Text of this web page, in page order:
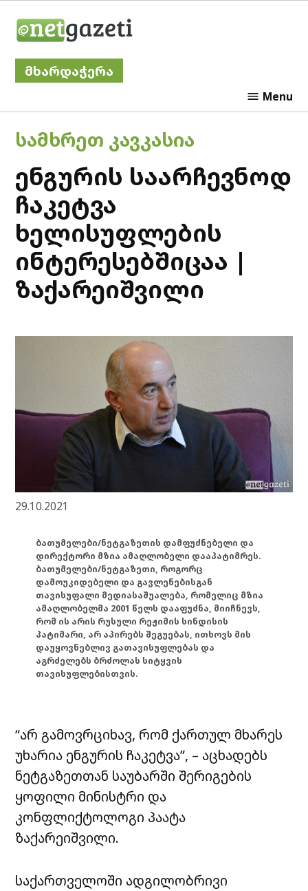
მხარდაჭერა
Menu
POSTED
IN
ᲡᲐᲛᲮᲠᲔᲗ ᲙᲐᲕᲙᲐᲡᲘᲐ
ენგურის საარჩევნოდ
ჩაკეტვა
ხელისუფლების
ინტერესებშიცაა |
ზაქარეიშვილი
29.10.2021
ბათუმელები/ნეტგაზეთის დამფუძნებელი და
დირექტორი მზია ამაღლობელი დააპატიმრეს.
ბათუმელები/ნეტგაზეთი, როგორც
დამოუკიდებელი და გავლენებისგან
თავისუფალი მედიასაშუალება, რომელიც მზია
ამაღლობელმა 2001 წელს დააფუძნა, მიიჩნევს,
რომ ის არის რუსული რეჟიმის სინდისის
პატიმარი, არ აპირებს შეგუებას, ითხოვს მის
დაუყოვნებლივ გათავისუფლებას და
აგრძელებს ბრძოლას სიტყვის
თავისუფლებისთვის.
“არ გამოვრციხავ, რომ ქართულ მხარეს
უხარია ენგურის ჩაკეტვა”, – აცხადებს
ნეტგაზეთთან საუბარში შერიგების
ყოფილი მინისტრი და
კონფლიქტოლოგი პაატა
ზაქარეიშვილი.
საქართველოში ადგილობრივი